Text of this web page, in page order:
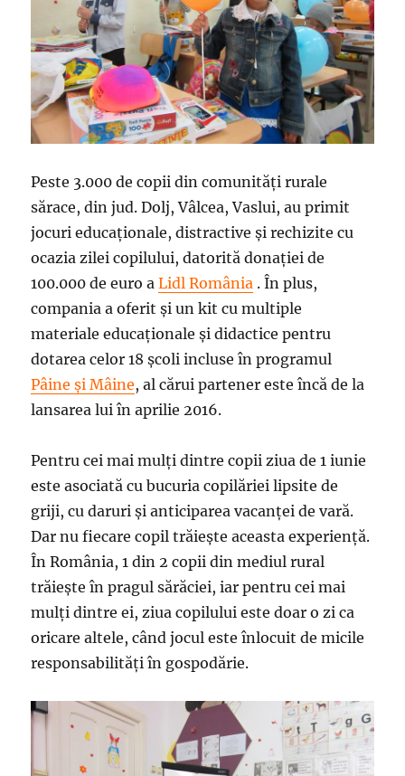
Peste 3.000 de copii din comunități rurale
sărace, din jud. Dolj, Vâlcea, Vaslui, au primit
jocuri educaționale, distractive și rechizite cu
ocazia zilei copilului, datorită donației de
100.000 de euro aLidl România . În plus,
compania a oferit și un kit cu multiple
materiale educaționale și didactice pentru
dotarea celor 18 școli incluse în programul
Pâine și Mâine, al cărui partener este încă de la
lansarea lui în aprilie 2016.
Pentru cei mai mulți dintre copii ziua de 1 iunie
este asociată cu bucuria copilăriei lipsite de
griji, cu daruri și anticiparea vacanței de vară.
Dar nu fiecare copil trăiește aceasta experiență.
În România, 1 din 2 copii din mediul rural
trăiește în pragul sărăciei, iar pentru cei mai
mulți dintre ei, ziua copilului este doar o zi ca
oricare altele, când jocul este înlocuit de micile
responsabilități în gospodărie.